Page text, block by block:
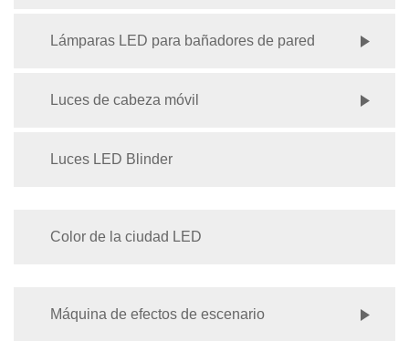
Lámparas LED para bañadores de pared
Luces de cabeza móvil
Luces LED Blinder
Color de la ciudad LED
Máquina de efectos de escenario